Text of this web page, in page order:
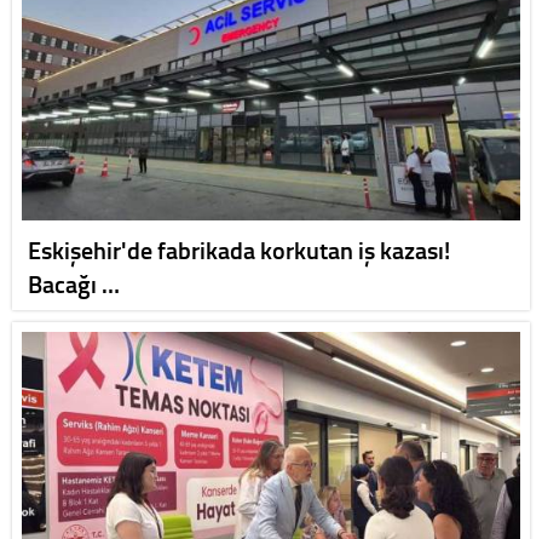
Eskişehir'de fabrikada korkutan iş kazası!
Bacağı …